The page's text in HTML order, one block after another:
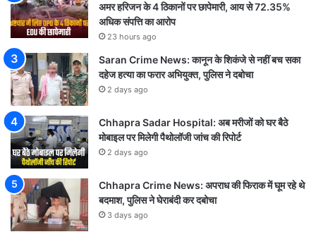
अमर हरिजन के 4 ठिकानों पर छापेमारी, आय से 72.35%
अधिक संपत्ति का आरोप
23 hours ago
Saran Crime News: कानून के शिकंजे से नहीं बच सका
दहेज हत्या का फरार अभियुक्त, पुलिस ने दबोचा
2 days ago
Chhapra Sadar Hospital: अब मरीजों को घर बैठे
मोबाइल पर मिलेगी पैथोलॉजी जांच की रिपोर्ट
2 days ago
Chhapra Crime News: अपराध की फिराक में घूम रहे थे
बदमाश, पुलिस ने घेराबंदी कर दबोचा
3 days ago